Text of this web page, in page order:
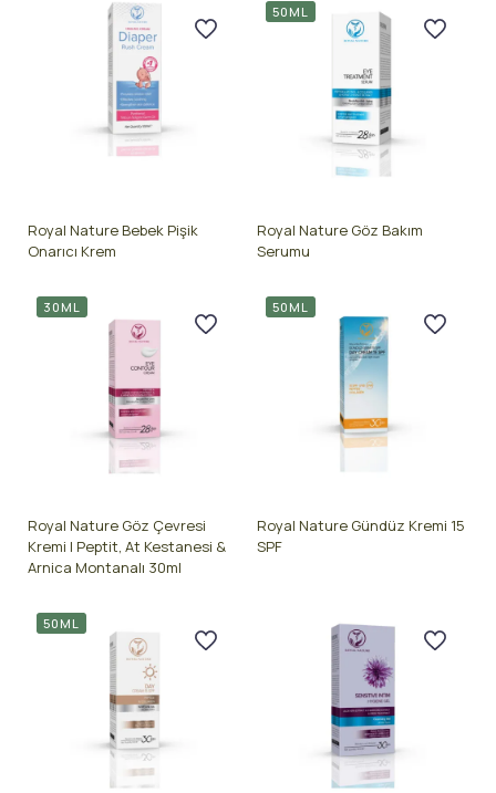
Royal Nature Bebek Pişik
Onarıcı Krem
50ML
Royal Nature Göz Bakım
Serumu
30ML
Royal Nature Göz Çevresi
Kremi | Peptit, At Kestanesi &
Arnica Montanalı 30ml
50ML
Royal Nature Gündüz Kremi 15
SPF
50ML